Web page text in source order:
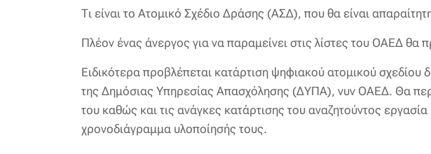
Τι είναι το Ατομικό Σχέδιο Δράσης (ΑΣΔ), που θα είναι
Πλέον ένας άνεργος για να παραμείνει στις λίστες του ΟΑΕΔ θα
Ειδικότερα προβλέπεται κατάρτιση ψηφιακού ατομικού
της Δημόσιας Υπηρεσίας Απασχόλησης (ΔΥΠΑ), νυν ΟΑΕΔ. Θα
του καθώς και τις ανάγκες κατάρτισης του αναζητούντος
χρονοδιάγραμμα υλοποίησής τους.